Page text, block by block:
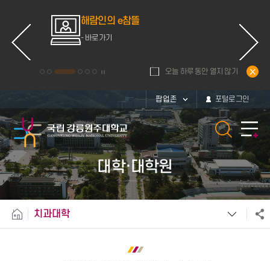
해람인의 e참뜰
- 바로가기
오늘 하루 동안 열지 않기
팝업존 포털로그인
대학·대학원
치과대학